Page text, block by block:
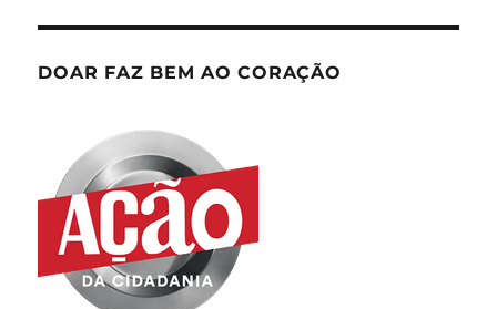
DOAR FAZ BEM AO CORAÇÃO